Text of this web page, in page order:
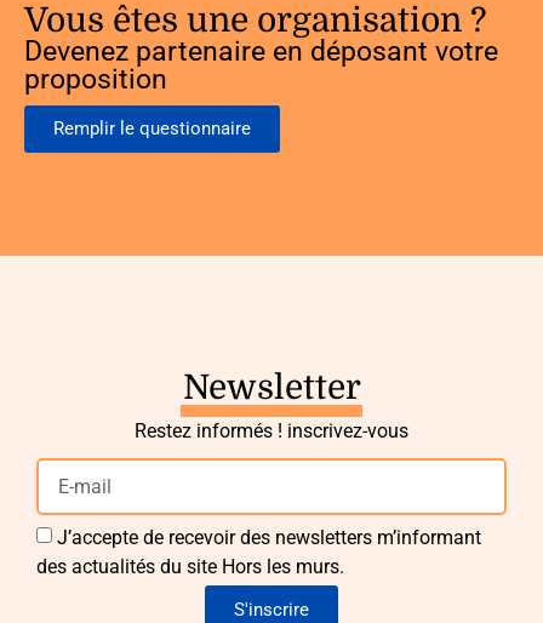
Vous êtes une organisation ?
Devenez partenaire en déposant votre
proposition
Remplir le questionnaire
Newsletter
Restez informés ! inscrivez-vous
J’accepte de recevoir des newsletters m’informant
des actualités du site Hors les murs.
S'inscrire